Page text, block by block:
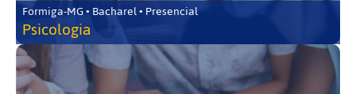
Formiga-MG • Bacharel • Presencial
Psicologia